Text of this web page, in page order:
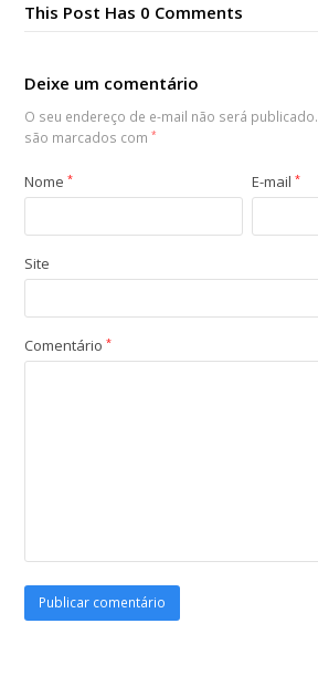
This Post Has 0 Comments
Deixe um comentário
O seu endereço de e-mail não será publicado.
são marcados com*
Nome* E-mail*
Site
Comentário*